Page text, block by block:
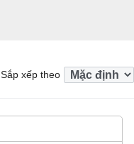
Sắp xếp theo